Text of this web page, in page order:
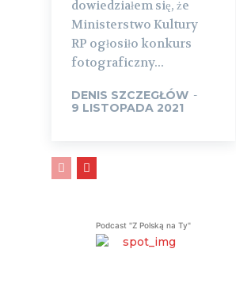
dowiedziałem się, że
Ministerstwo Kultury
RP ogłosiło konkurs
fotograficzny...
DENIS SZCZEGŁÓW -
9 LISTOPADA 2021
Podcast "Z Polską na Ty"